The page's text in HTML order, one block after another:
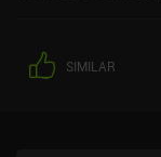
SIMILAR